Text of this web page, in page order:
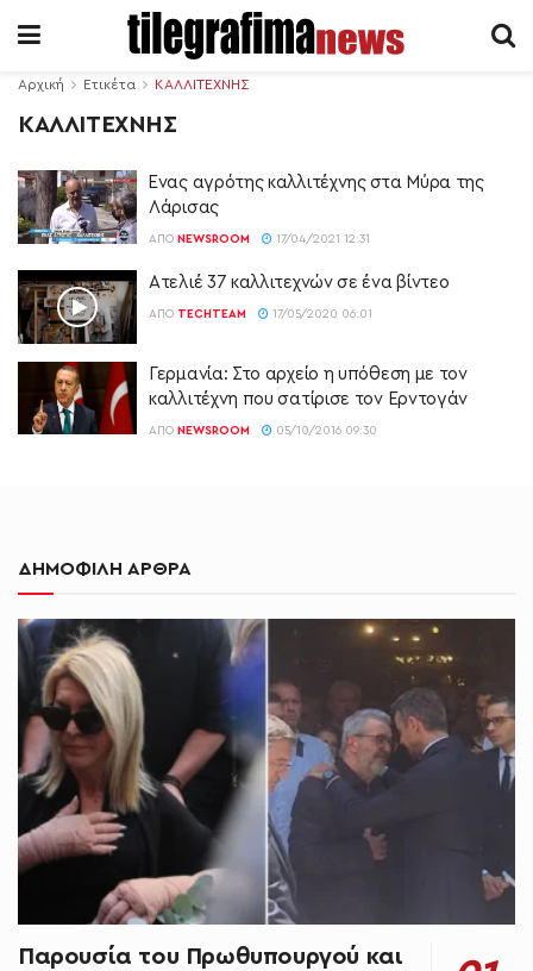
Αρχική Ετικέτα ΚΑΛΛΙΤΕΧΝΗΣ
ΚΑΛΛΙΤΕΧΝΗΣ
Ένας αγρότης καλλιτέχνης στα Μύρα της
Λάρισας
ΑΠΌ NEWSROOM 17/04/2021 12:31
Aτελιέ 37 καλλιτεχνών σε ένα βίντεο
ΑΠΌ TECHTEAM 17/05/2020 06:01
Γερμανία: Στο αρχείο η υπόθεση με τον
καλλιτέχνη που σατίρισε τον Ερντογάν
ΑΠΌ NEWSROOM 05/10/2016 09:30
ΔΗΜΟΦΙΛΗ ΑΡΘΡΑ
Παρουσία του Πρωθυπουργού και